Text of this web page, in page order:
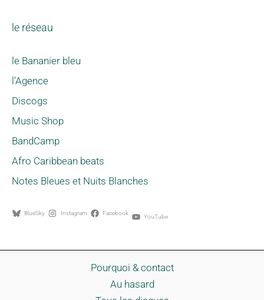
le réseau
le Bananier bleu
l'Agence
Discogs
Music Shop
BandCamp
Afro Caribbean beats
Notes Bleues et Nuits Blanches
BlueSky Instagram Facebook YouTube
Pourquoi & contact
Au hasard